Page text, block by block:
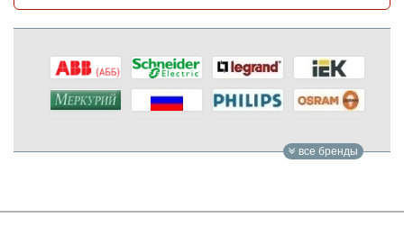
все бренды